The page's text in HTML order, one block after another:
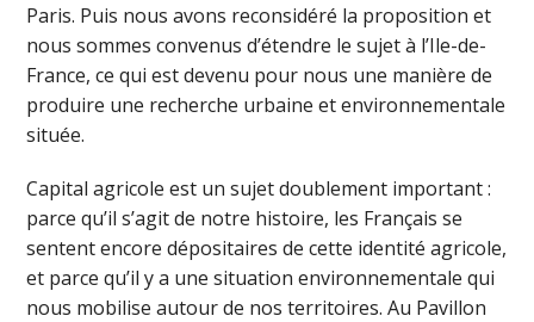
Paris. Puis nous avons reconsidéré la proposition et
nous sommes convenus d’étendre le sujet à l’Ile-de-
France, ce qui est devenu pour nous une manière de
produire une recherche urbaine et environnementale
située.
Capital agricole est un sujet doublement important :
parce qu’il s’agit de notre histoire, les Français se
sentent encore dépositaires de cette identité agricole,
et parce qu’il y a une situation environnementale qui
nous mobilise autour de nos territoires. Au Pavillon